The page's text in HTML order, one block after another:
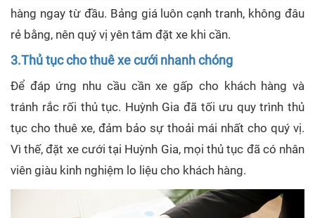
hàng ngay từ đầu. Bảng giá luôn cạnh tranh, không đâu
rẻ bằng, nên quý vị yên tâm đặt xe khi cần.
3.Thủ tục cho thuê xe cưới nhanh chóng
Để đáp ứng nhu cầu cần xe gấp cho khách hàng và
tránh rắc rối thủ tục. Huỳnh Gia đã tối ưu quy trình thủ
tục cho thuê xe, đảm bảo sự thoải mái nhất cho quý vị.
Vì thế, đặt xe cưới tại Huỳnh Gia, mọi thủ tục đã có nhân
viên giàu kinh nghiệm lo liệu cho khách hàng.